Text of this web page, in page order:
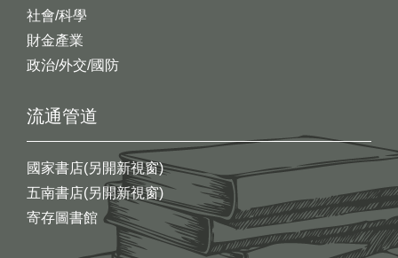
社會/科學
財金產業
政治/外交/國防
流通管道
國家書店(另開新視窗)
五南書店(另開新視窗)
寄存圖書館